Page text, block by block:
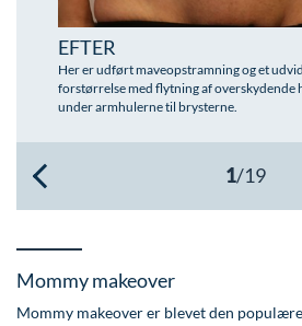
EFTER
Her er udført maveopstramning og et
forstørrelse med flytning af overskydende
under armhulerne til brysterne.
Mommy makeover
Mommy makeover er blevet den